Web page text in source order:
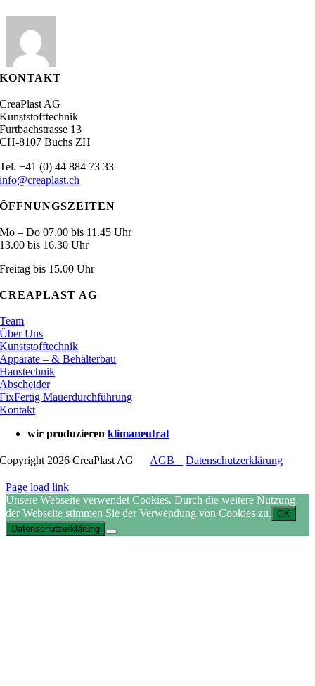
KONTAKT
CreaPlast AG
Kunststofftechnik
Furtbachstrasse 13
CH-8107 Buchs ZH
Tel.+41 (0) 44 884 73 33
info@creaplast.ch
ÖFFNUNGSZEITEN
Mo – Do 07.00 bis 11.45 Uhr
13.00 bis 16.30 Uhr
Freitag bis 15.00 Uhr
CREAPLAST AG
Team
Über Uns
Kunststofftechnik
Apparate – & Behälterbau
Haustechnik
Abscheider
FixFertig Mauerdurchführung
Kontakt
wir produzierenklimaneutral
Copyright 2026 CreaPlast AG AGB Datenschutzerklärung
Page load link
Unsere Webseite verwendet Cookies. Durch die weitere Nutzung
der Webseite stimmen Sie der Verwendung von Cookies zu. OK
Datenschutzerklärung